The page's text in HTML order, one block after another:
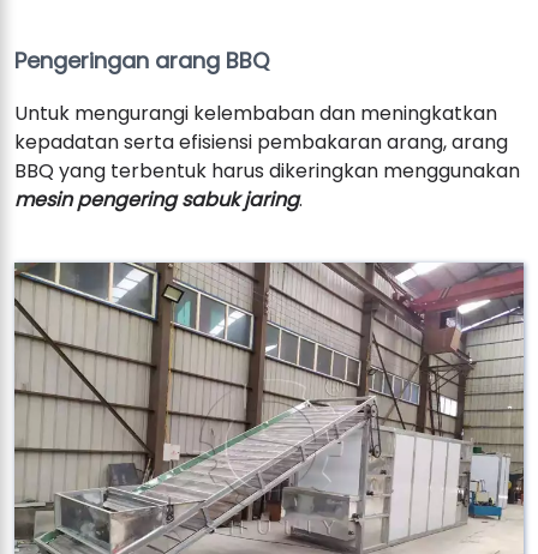
Pengeringan arang BBQ
Untuk mengurangi kelembaban dan meningkatkan
kepadatan serta efisiensi pembakaran arang, arang
BBQ yang terbentuk harus dikeringkan menggunakan
mesin pengering sabuk jaring.